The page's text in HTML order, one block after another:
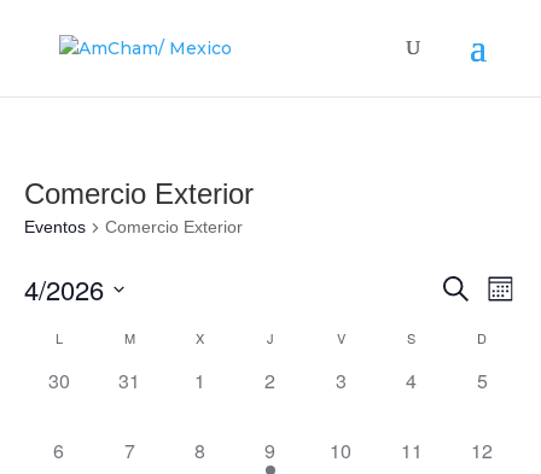
Comercio Exterior
Eventos Comercio Exterior
Buscar
de
Mes
4/2026
fecha.
Calendario
de
L M X J V S D
0
30
0
31
0
1
0
2
0
3
0
4
0
5
0
6
0
7
0
8
1
9
0
10
0
11
0
12